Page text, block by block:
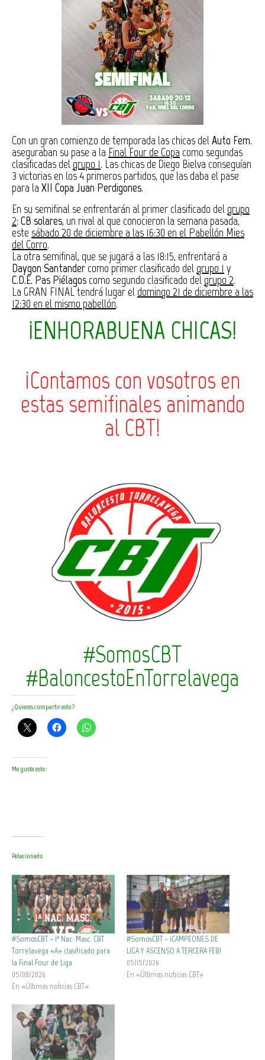
Con un gran comienzo de temporada las chicas delAuto Fem.
aseguraban su pase a la Final Four de Copa como segundas
clasificadas delgrupo 1. Las chicas de Diego Bielva conseguían
3 victorias en los 4 primeros partidos, que las daba el pase
para laXII Copa Juan Perdigones.
En su semifinal se enfrentarán al primer clasificado del grupo
2: CB solares, un rival al que conocieron la semana pasada,
este sábado 20 de diciembre a las 16:30 en el Pabellón Mies
del Corro.
La otra semifinal, que se jugará a las 18:15, enfrentará a
Daygon Santandercomo primer clasificado del grupo 1 y
C.D.E. Pas Piélagos como segundo clasificado del grupo 2.
La GRAN FINAL tendrá lugar el domingo 21 de diciembre a las
12:30 en el mismo pabellón.
¡ENHORABUENA CHICAS!
¡Contamos con vosotros en
estas semifinales animando
al CBT!
#SomosCBT
#BaloncestoEnTorrelavega
¿Quieres compartir esto?
Me gusta esto:
Relacionado
#SomosCBT – 1ª Nac. Masc. CBT
Torrelavega «A» clasificado para
la Final Four de Liga
05/08/2026
En «Últimas noticias CBT»
#SomosCBT – ¡CAMPEONES DE
LIGA Y ASCENSO A TERCERA FEB!
05/15/2026
En «Últimas noticias CBT»